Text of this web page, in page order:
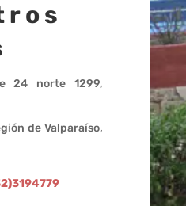
24 norte 1299,
de Valparaíso,